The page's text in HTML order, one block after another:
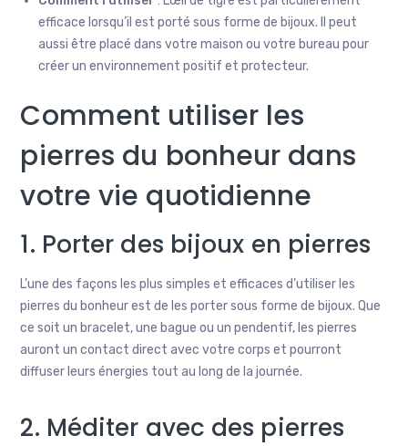
efficace lorsqu’il est porté sous forme de bijoux. Il peut
aussi être placé dans votre maison ou votre bureau pour
créer un environnement positif et protecteur.
Comment utiliser les
pierres du bonheur dans
votre vie quotidienne
1. Porter des bijoux en pierres
L’une des façons les plus simples et efficaces d’utiliser les
pierres du bonheur est de les porter sous forme de bijoux. Que
ce soit un bracelet, une bague ou un pendentif, les pierres
auront un contact direct avec votre corps et pourront
diffuser leurs énergies tout au long de la journée.
2. Méditer avec des pierres